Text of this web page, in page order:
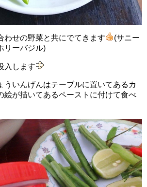
わせの野菜と共にでてきます
(サニー
リーバジル)
入します
ういんげんはテーブルに置いてあるカ
絵が描いてあるペーストに付けて食べ